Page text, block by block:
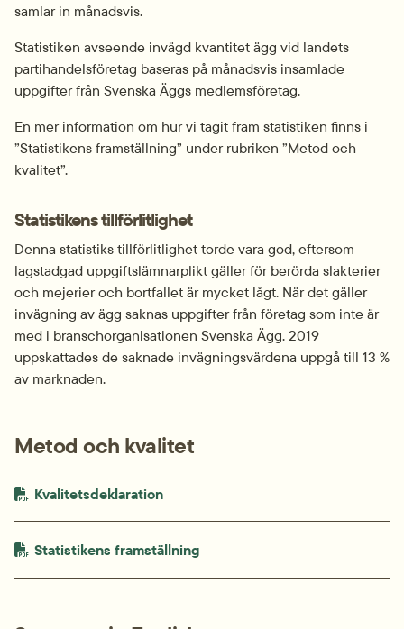
samlar in månadsvis.
Statistiken avseende invägd kvantitet ägg vid landets
partihandelsföretag baseras på månadsvis insamlade
uppgifter från Svenska Äggs medlemsföretag.
En mer information om hur vi tagit fram statistiken finns i
”Statistikens framställning” under rubriken ”Metod och
kvalitet”.
Statistikens tillförlitlighet
Denna statistiks tillförlitlighet torde vara god, eftersom
lagstadgad uppgiftslämnarplikt gäller för berörda slakterier
och mejerier och bortfallet är mycket lågt. När det gäller
invägning av ägg saknas uppgifter från företag som inte är
med i branschorganisationen Svenska Ägg. 2019
uppskattades de saknade invägningsvärdena uppgå till 13 %
av marknaden.
Metod och kvalitet
PDF-fil.
Kvalitetsdeklarationpdf, 280.8 kB.
PDF-fil.
Statistikens framställningpdf, 120.9 kB.